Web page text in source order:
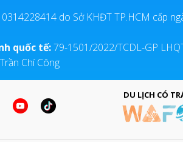
0314228414 do Sở KHĐT TP.HCM cấp
quốc tế:79-1501/2022/TCDL-GP
Trần Chí Công
DU LỊCH CÓ